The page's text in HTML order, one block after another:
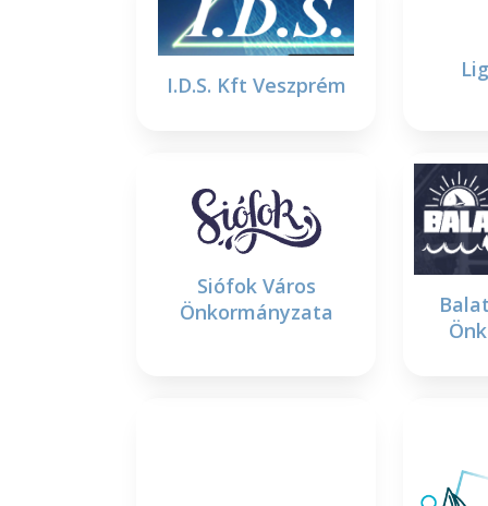
I.D.S. Kft Veszprém
Siófok Város
Önkormányzata